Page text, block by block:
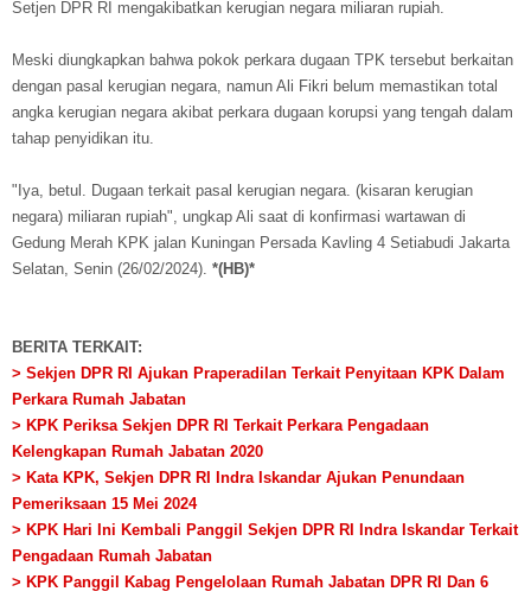
Setjen DPR RI mengakibatkan kerugian negara miliaran rupiah.
Meski diungkapkan bahwa pokok perkara dugaan TPK tersebut berkaitan
dengan pasal kerugian negara, namun Ali Fikri belum memastikan total
angka kerugian negara akibat perkara dugaan korupsi yang tengah dalam
tahap penyidikan itu.
"Iya, betul. Dugaan terkait pasal kerugian negara. (kisaran kerugian
negara) miliaran rupiah", ungkap Ali saat di konfirmasi wartawan di
Gedung Merah KPK jalan Kuningan Persada Kavling 4 Setiabudi Jakarta
Selatan, Senin (26/02/2024). *(HB)*
BERITA TERKAIT:
> Sekjen DPR RI Ajukan Praperadilan Terkait Penyitaan KPK Dalam
Perkara Rumah Jabatan
> KPK Periksa Sekjen DPR RI Terkait Perkara Pengadaan
Kelengkapan Rumah Jabatan 2020
> Kata KPK, Sekjen DPR RI Indra Iskandar Ajukan Penundaan
Pemeriksaan 15 Mei 2024
> KPK Hari Ini Kembali Panggil Sekjen DPR RI Indra Iskandar Terkait
Pengadaan Rumah Jabatan
> KPK Panggil Kabag Pengelolaan Rumah Jabatan DPR RI Dan 6